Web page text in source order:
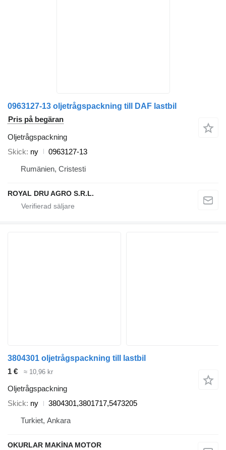
0963127-13 oljetrågspackning till DAF lastbil
Pris på begäran
Oljetrågspackning
Skick ny
0963127-13
Rumänien, Cristesti
ROYAL DRU AGRO S.R.L.
3804301 oljetrågspackning till lastbil
1 €
≈ 10,96 kr
Oljetrågspackning
Skick ny
3804301,3801717,5473205
Turkiet, Ankara
OKURLAR MAKİNA MOTOR